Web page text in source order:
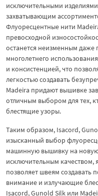
исключительными
захватывающим
Флуоресцентные нити
превосходной
останется неизменным даже
многолетнего
и консистенцией, что
легкостью создавать
Madeira придают вышивке
отличным выбором для тех,
блестящие узоры.
Таким образом, Isacord,
изысканный выбор
машинную вышивку на
исключительным качеством,
позволяет швеям
внимание и излучающие
Isacord, Gunold Silk или